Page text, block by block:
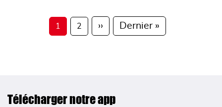
Pagination
1 2 ›› Page suivante
Dernier »
Télécharger notre app